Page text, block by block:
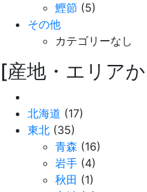
鰹節 (5)
その他
カテゴリーなし
[産地・エリア
北海道 (17)
東北 (35)
青森 (16)
岩手 (4)
秋田 (1)